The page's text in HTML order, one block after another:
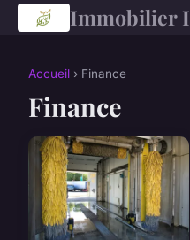
Immobilier I
Accueil › Finance
Finance